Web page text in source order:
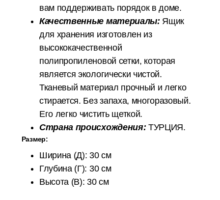
вам поддерживать порядок в доме.
Качественные материалы: Ящик
для хранения изготовлен из
высококачественной
полипропиленовой сетки, которая
является экологически чистой.
Тканевый материал прочный и легко
стирается. Без запаха, многоразовый.
Его легко чистить щеткой.
Страна происхождения: ТУРЦИЯ.
Размер:
Ширина (Д): 30 см
Глубина (Г): 30 см
Высота (В): 30 см